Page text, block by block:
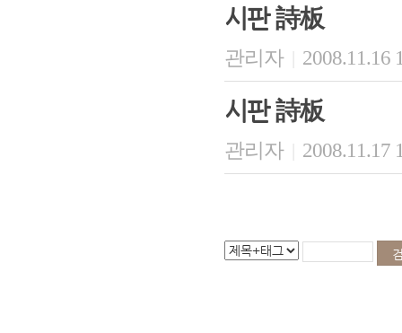
시판 詩板
관리자 2008.11.16
시판 詩板
관리자 2008.11.17